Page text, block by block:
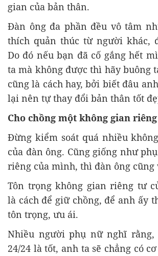
gian của bản thân.
Đàn ông đa phần đều vô tâm
thích quản thúc từ người khác,
Do đó nếu bạn đã cố gắng hết
ta mà không được thì hãy buông
cũng là cách hay, bởi biết đâu
lại nên tự thay đổi bản thân tốt
Cho chồng một không gian riêng
Đừng kiểm soát quá nhiều
của đàn ông. Cũng giống như
riêng của mình, thì đàn ông cũng
Tôn trọng không gian riêng tư
là cách để giữ chồng, để anh ấy
tôn trọng, ưu ái.
Nhiều người phụ nữ nghĩ rằng,
24/24 là tốt, anh ta sẽ chẳng có